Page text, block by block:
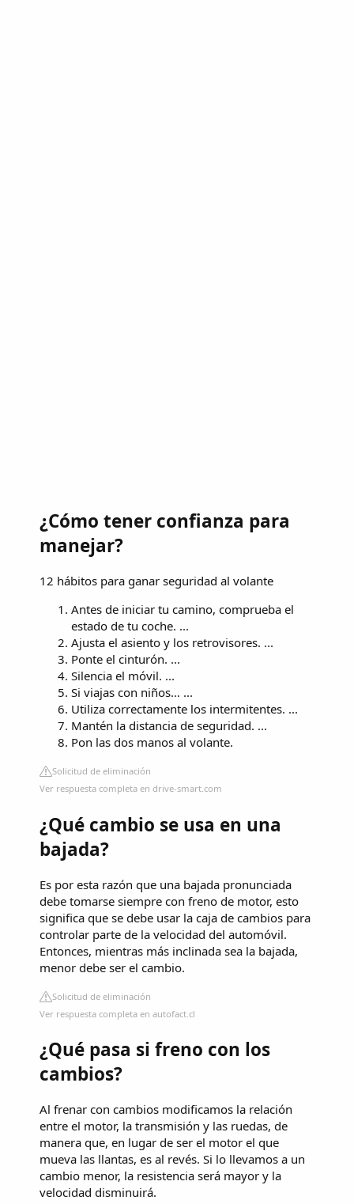
¿Cómo tener confianza para
manejar?
12 hábitos para ganar seguridad al volante
Antes de iniciar tu camino, comprueba el
estado de tu coche. ...
Ajusta el asiento y los retrovisores. ...
Ponte el cinturón. ...
Silencia el móvil. ...
Si viajas con niños… ...
Utiliza correctamente los intermitentes. ...
Mantén la distancia de seguridad. ...
Pon las dos manos al volante.
Solicitud de eliminación
Ver respuesta completa en drive-smart.com
¿Qué cambio se usa en una
bajada?
Es por esta razón que una bajada pronunciada
debe tomarse siempre con freno de motor, esto
significa que se debe usar la caja de cambios para
controlar parte de la velocidad del automóvil.
Entonces, mientras más inclinada sea la bajada,
menor debe ser el cambio.
Solicitud de eliminación
Ver respuesta completa en autofact.cl
¿Qué pasa si freno con los
cambios?
Al frenar con cambios modificamos la relación
entre el motor, la transmisión y las ruedas, de
manera que, en lugar de ser el motor el que
mueva las llantas, es al revés. Si lo llevamos a un
cambio menor, la resistencia será mayor y la
velocidad disminuirá.